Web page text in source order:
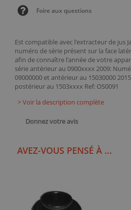
Est compatible avec l'extracteur de jus
numéro de série présent sur la face
afin de connaître l'année de votre
série antérieur au 0900xxxx 2009:
09000000 et antérieur au 15030000
postérieur au 1503xxxx Ref: OS0091
> Voir la description complète
Donnez votre avis
Foire aux questions
AVEZ-VOUS PENSÉ À ...